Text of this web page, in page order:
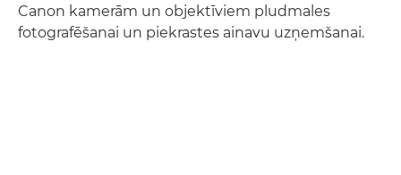
Canon kamerām un objektīviem pludmales
fotografēšanai un piekrastes ainavu uzņemšanai.